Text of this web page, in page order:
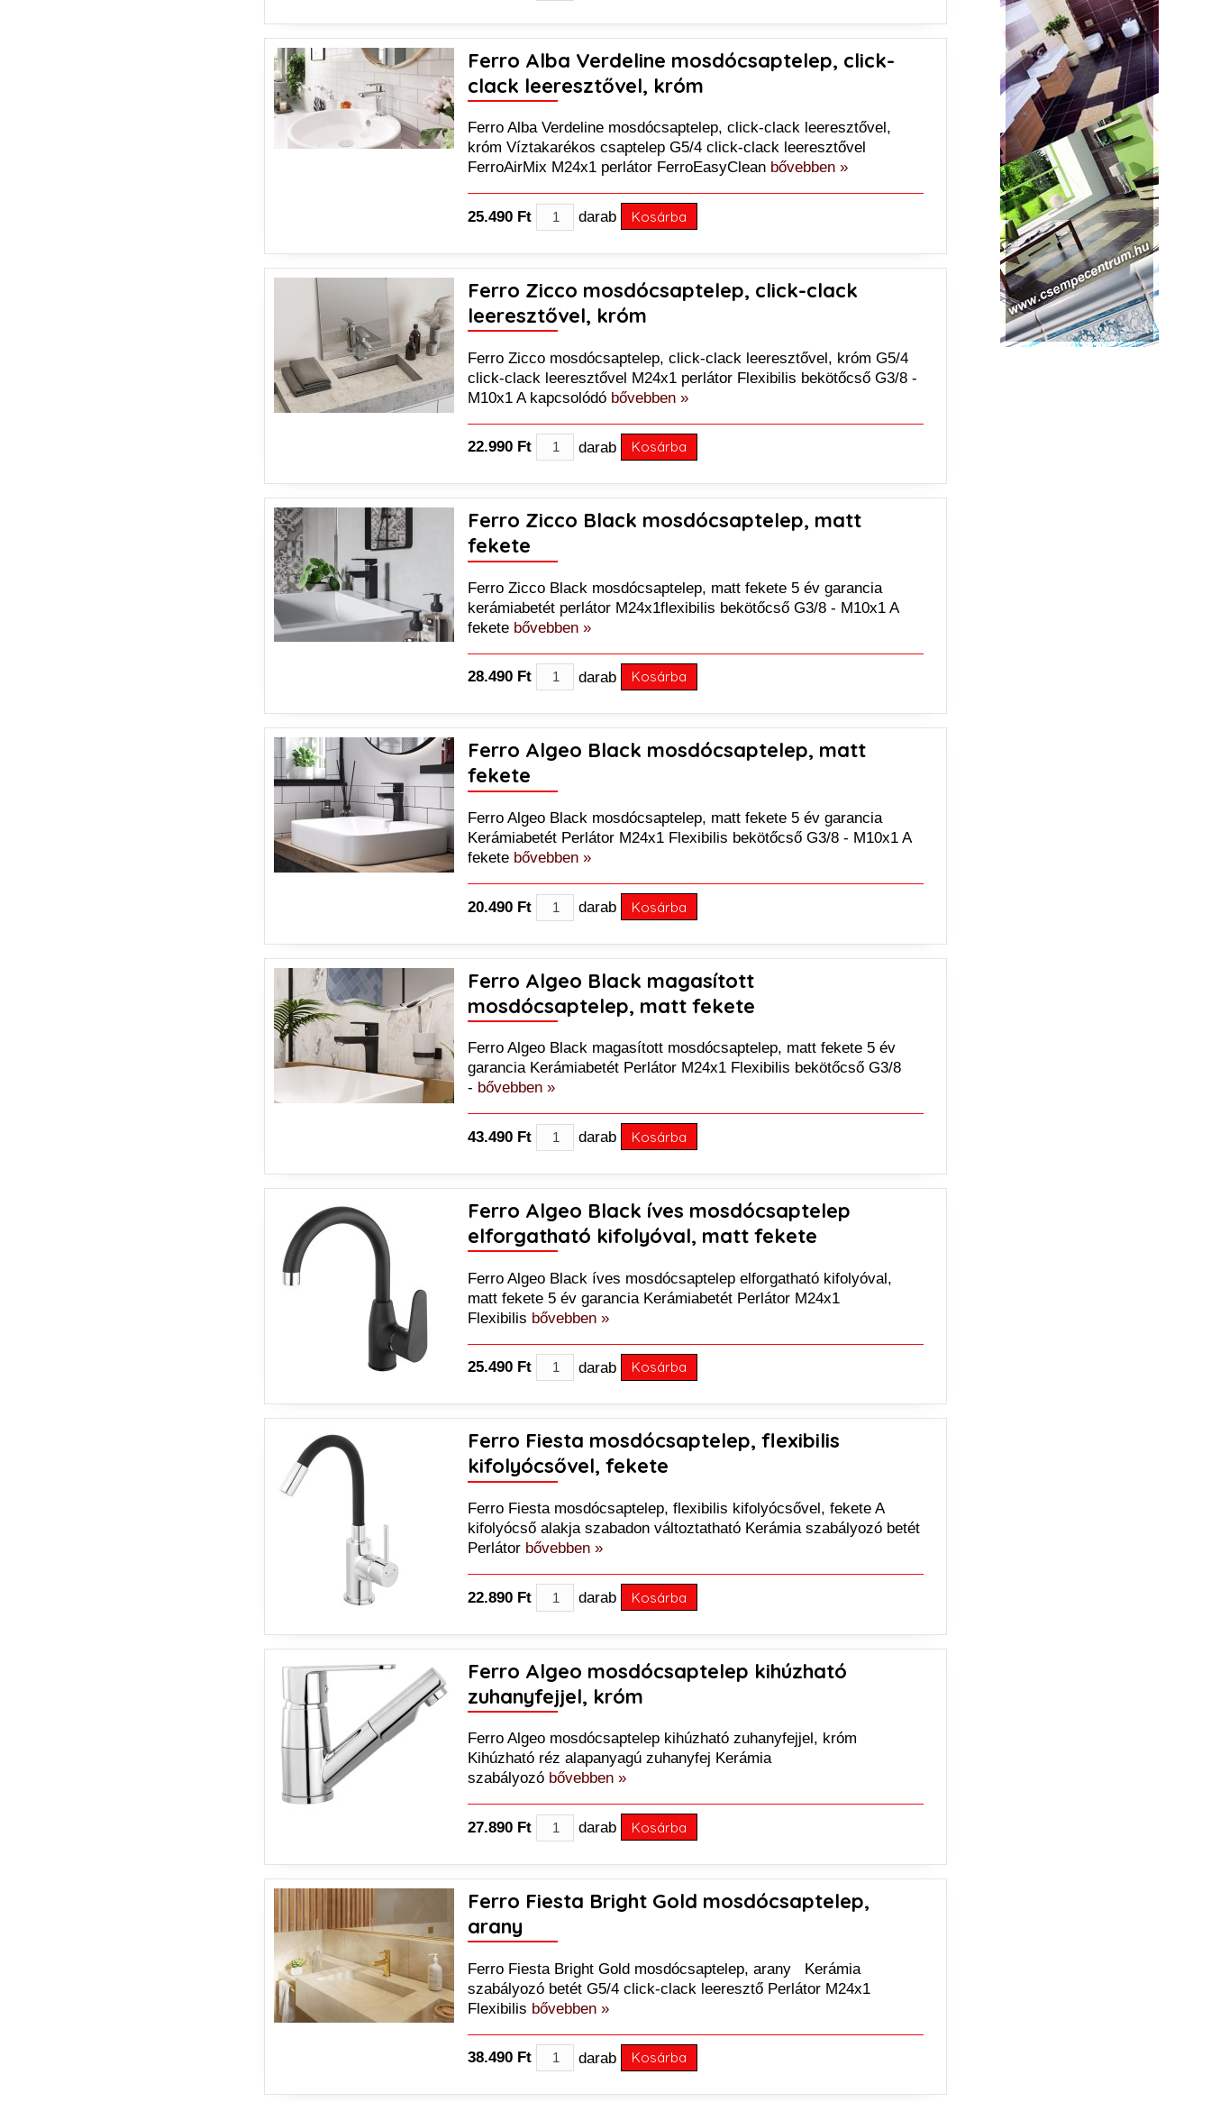
Ferro Alba Verdeline mosdócsaptelep, click-
clack leeresztővel, króm
Ferro Alba Verdeline mosdócsaptelep, click-clack leeresztővel,
króm Víztakarékos csaptelep G5/4 click-clack leeresztővel
FerroAirMix M24x1 perlátor FerroEasyClean bővebben »
25.490 Ft darab Kosárba
Ferro Zicco mosdócsaptelep, click-clack
leeresztővel, króm
Ferro Zicco mosdócsaptelep, click-clack leeresztővel, króm G5/4
click-clack leeresztővel M24x1 perlátor Flexibilis bekötőcső G3/8 -
M10x1 A kapcsolódó bővebben »
22.990 Ft darab Kosárba
Ferro Zicco Black mosdócsaptelep, matt
fekete
Ferro Zicco Black mosdócsaptelep, matt fekete 5 év garancia
kerámiabetét perlátor M24x1flexibilis bekötőcső G3/8 - M10x1 A
fekete bővebben »
28.490 Ft darab Kosárba
Ferro Algeo Black mosdócsaptelep, matt
fekete
Ferro Algeo Black mosdócsaptelep, matt fekete 5 év garancia
Kerámiabetét Perlátor M24x1 Flexibilis bekötőcső G3/8 - M10x1 A
fekete bővebben »
20.490 Ft darab Kosárba
Ferro Algeo Black magasított
mosdócsaptelep, matt fekete
Ferro Algeo Black magasított mosdócsaptelep, matt fekete 5 év
garancia Kerámiabetét Perlátor M24x1 Flexibilis bekötőcső G3/8
- bővebben »
43.490 Ft darab Kosárba
Ferro Algeo Black íves mosdócsaptelep
elforgatható kifolyóval, matt fekete
Ferro Algeo Black íves mosdócsaptelep elforgatható kifolyóval,
matt fekete 5 év garancia Kerámiabetét Perlátor M24x1
Flexibilis bővebben »
25.490 Ft darab Kosárba
Ferro Fiesta mosdócsaptelep, flexibilis
kifolyócsővel, fekete
Ferro Fiesta mosdócsaptelep, flexibilis kifolyócsővel, fekete A
kifolyócső alakja szabadon változtatható Kerámia szabályozó betét
Perlátor bővebben »
22.890 Ft darab Kosárba
Ferro Algeo mosdócsaptelep kihúzható
zuhanyfejjel, króm
Ferro Algeo mosdócsaptelep kihúzható zuhanyfejjel, króm
Kihúzható réz alapanyagú zuhanyfej Kerámia
szabályozó bővebben »
27.890 Ft darab Kosárba
Ferro Fiesta Bright Gold mosdócsaptelep,
arany
Ferro Fiesta Bright Gold mosdócsaptelep, arany Kerámia
szabályozó betét G5/4 click-clack leeresztő Perlátor M24x1
Flexibilis bővebben »
38.490 Ft darab Kosárba